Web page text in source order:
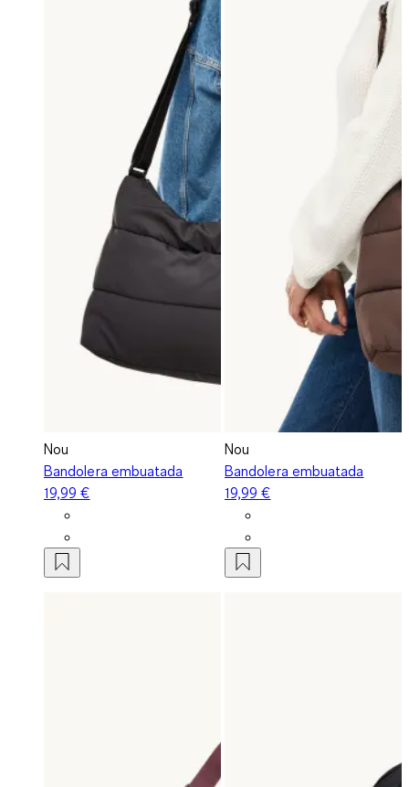
Nou
Bandolera embuatada
19,99 €
Nou
Bandolera embuatada
19,99 €